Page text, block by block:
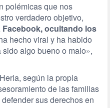
polémicas que nos
verdadero objetivo,
ocultando los
hecho viral y ha habido
algo bueno o malo»,
según la propia
de las familias
sus derechos en